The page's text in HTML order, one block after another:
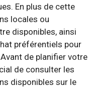
En plus de cette
locales ou
disponibles, ainsi
préférentiels pour
de planifier votre
de consulter les
disponibles sur le